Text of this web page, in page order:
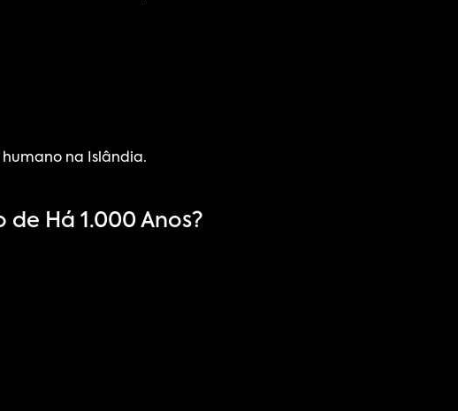
na Islândia.
Há 1.000 Anos?